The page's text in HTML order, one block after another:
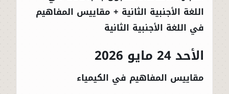
اللغة الأجنبية الثانية + مقاييس المفاهيم
في اللغة الأجنبية الثانية
الأحد 24 مايو 2026
مقاييس المفاهيم في الكيمياء